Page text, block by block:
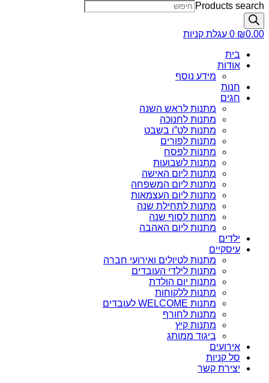
Products search
₪0.00
0 עגלת קניות
בית
אודות
מידע נוסף
חנות
חגים
מתנות לראש השנה
מתנות לחנוכה
מתנות לט”ו בשבט
מתנות לפורים
מתנות לפסח
מתנות לשבועות
מתנות ליום האישה
מתנות ליום המשפחה
מתנות ליום העצמאות
מתנות לתחילת שנה
מתנות לסוף שנה
מתנות ליום האהבה
ילדים
עיסקיים
מתנות לטיולים ואירועי חברה
מתנות לילדי העובדים
מתנות יום הולדת
מתנות ללקוחות
מתנות WELCOME לעובדים
מתנות לחורף
מתנות קיץ
ביגוד ממותג
אירועים
סל קניות
יצירת קשר